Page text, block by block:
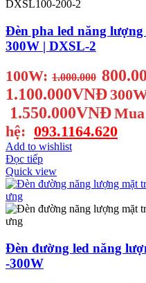
Đèn pha led năng
300W | DXSL-2
100W: 1.000.000
1.100.000VNĐ
1.550.000VNĐ
hệ: 093.1164.620
Add to wishlist
Đọc tiếp
Quick view
Đèn đường led năng
-300W